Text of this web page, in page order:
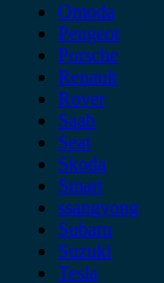
Omoda
Peugeot
Porsche
Renault
Rover
Saab
Seat
Skoda
Smart
ssangyong
Subaru
Suzuki
Tesla